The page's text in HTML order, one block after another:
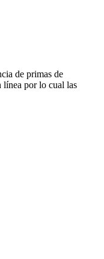
de primas de
línea por lo cual las